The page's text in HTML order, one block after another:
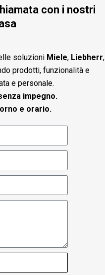
con i nostri
soluzioni Miele, Liebherr,
prodotti, funzionalità e
e personale.
impegno.
e orario.